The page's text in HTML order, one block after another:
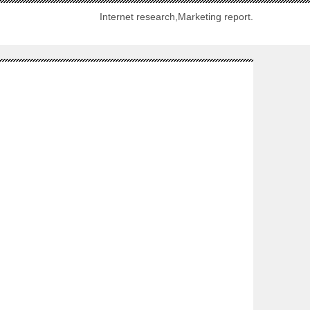
Internet research,Marketing report.